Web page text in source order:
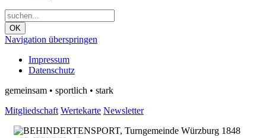
OK
Navigation überspringen
Impressum
Datenschutz
gemeinsam • sportlich • stark
Mitgliedschaft Wertekarte Newsletter